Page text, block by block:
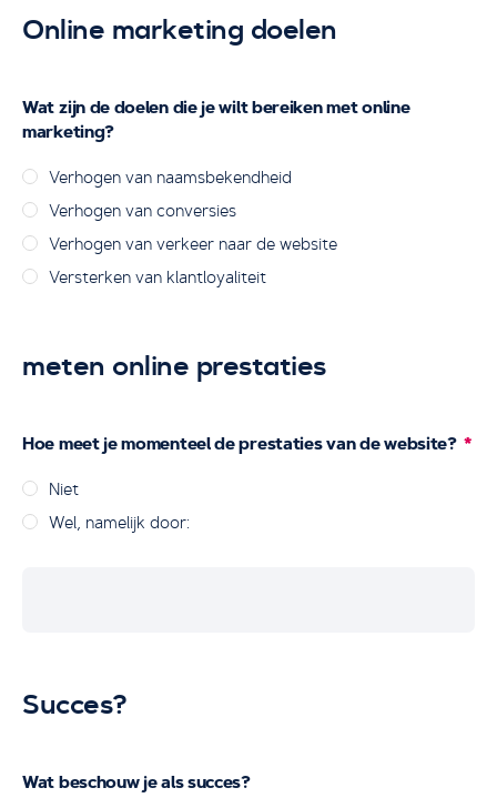
Online marketing doelen
Wat zijn de doelen die je wilt bereiken met online
marketing?
Verhogen van naamsbekendheid
Verhogen van conversies
Verhogen van verkeer naar de website
Versterken van klantloyaliteit
meten online prestaties
Hoe meet je momenteel de prestaties van de website?
Niet
Wel, namelijk door:
Succes?
Wat beschouw je als succes?